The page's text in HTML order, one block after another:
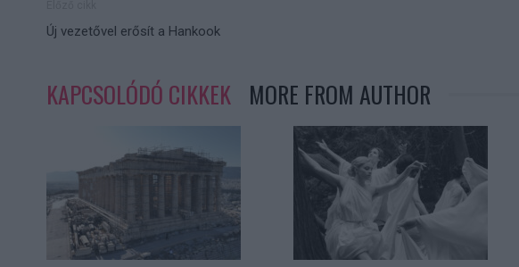
Új vezetővel erősít a Hankook
KAPCSOLÓDÓ CIKKEK MORE FROM AUTHOR